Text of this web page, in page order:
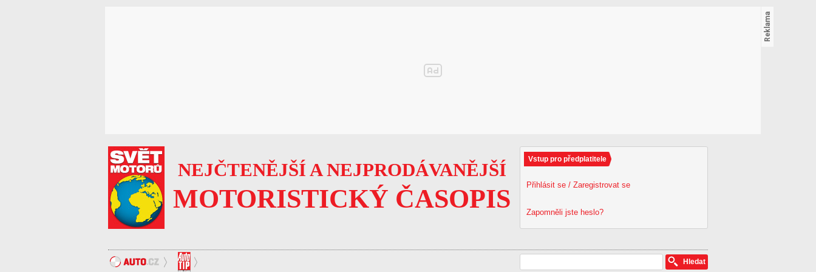
Vstup pro předplatitele
Přihlásit se / Zaregistrovat se
Zapomněli jste heslo?
NEJČTENĚJŠÍ A NEJPRODÁVANĚJŠÍ
MOTORISTICKÝ ČASOPIS